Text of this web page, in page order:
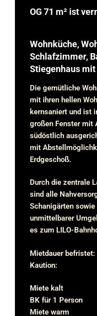
OG 71 m² ist
Wohnküche,
Schlafzimmer,
Stiegenhaus
Die gemütliche
mit ihren hellen
kernsaniert und ist
großen Fenster mit
südöstlich
mit
Erdgeschoß.
Durch die zentrale
sind alle
Schanigärten
unmittelbarer
es zum LILO-
Mietdauer
Kaution:
Miete kalt
BK für 1 Person
Miete warm